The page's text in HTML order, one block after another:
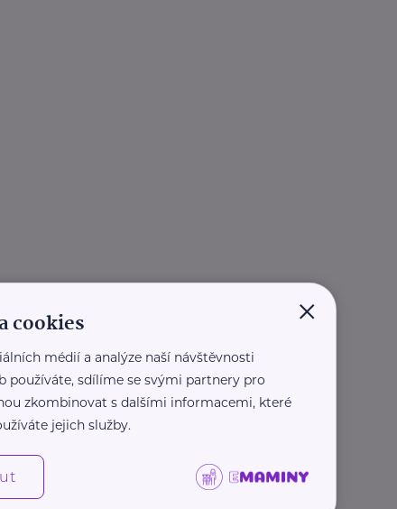
×
cookies
médií a analýze naší návštěvnosti
používáte, sdílíme se svými partnery pro
zkombinovat s dalšími informacemi, které
jejich služby.